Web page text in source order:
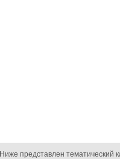
Ниже представлен тематический